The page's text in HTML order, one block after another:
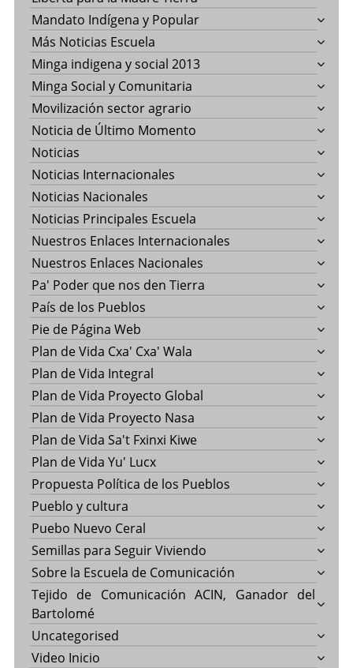
Mandato Indígena y Popular
Más Noticias Escuela
Minga indigena y social 2013
Minga Social y Comunitaria
Movilización sector agrario
Noticia de Último Momento
Noticias
Noticias Internacionales
Noticias Nacionales
Noticias Principales Escuela
Nuestros Enlaces Internacionales
Nuestros Enlaces Nacionales
Pa' Poder que nos den Tierra
País de los Pueblos
Pie de Página Web
Plan de Vida Cxa' Cxa' Wala
Plan de Vida Integral
Plan de Vida Proyecto Global
Plan de Vida Proyecto Nasa
Plan de Vida Sa't Fxinxi Kiwe
Plan de Vida Yu' Lucx
Propuesta Política de los Pueblos
Pueblo y cultura
Puebo Nuevo Ceral
Semillas para Seguir Viviendo
Sobre la Escuela de Comunicación
Tejido de Comunicación ACIN, Ganador del
Bartolomé
Uncategorised
Video Inicio